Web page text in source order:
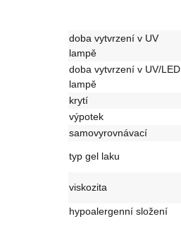
doba vytvrzení v UV
lampě
doba vytvrzení v UV/LED
lampě
krytí
výpotek
samovyrovnávací
typ gel laku
viskozita
hypoalergenní složení